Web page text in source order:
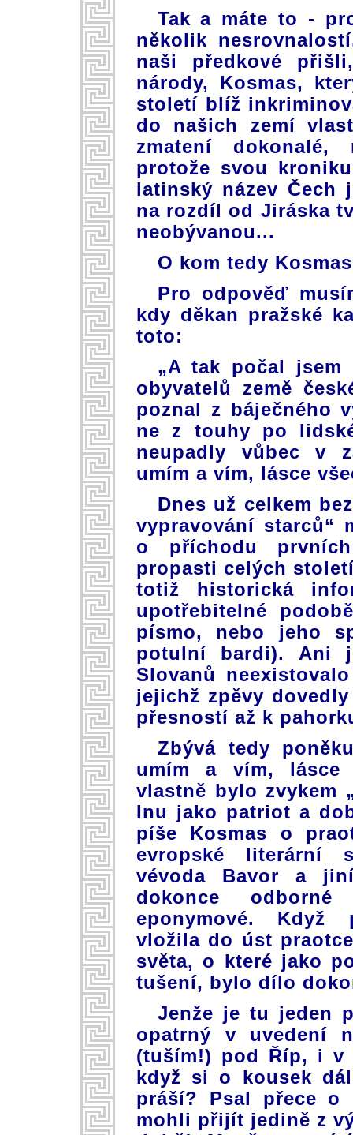
Tak a máte to -
několik
naši předkové
národy, Kosmas,
století blíž
do našich zemí
zmatení dokonalé,
protože svou
latinský název Čech
na rozdíl od Jiráska
neobývanou...
O kom tedy
Pro odpověď
kdy děkan pražské
toto:
„A tak počal jsem
obyvatelů země
poznal z báječného
ne z touhy po
neupadly vůbec v
umím a vím, lásce
Dnes už celkem
vypravování starců“
o příchodu
propasti celých
totiž historická
upotřebitelné
písmo, nebo jeho
potulní bardi). Ani
Slovanů
jejichž zpěvy
přesností až k
Zbývá tedy
umím a vím, lásce
vlastně bylo zvykem
Inu jako patriot a
píše Kosmas o
evropské literární
vévoda Bavor a
dokonce
eponymové. Když
vložila do úst
světa, o které jako
tušení, bylo dílo
Jenže je tu jeden
opatrný v uvedení
(tuším!) pod Říp, i v
když si o kousek
práší? Psal přece o
mohli přijít jedině z